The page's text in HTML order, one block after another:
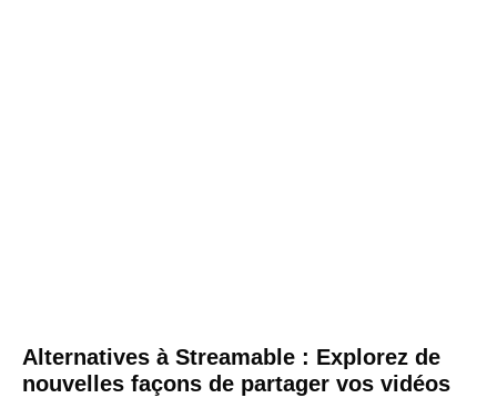
Alternatives à Streamable : Explorez de
nouvelles façons de partager vos vidéos